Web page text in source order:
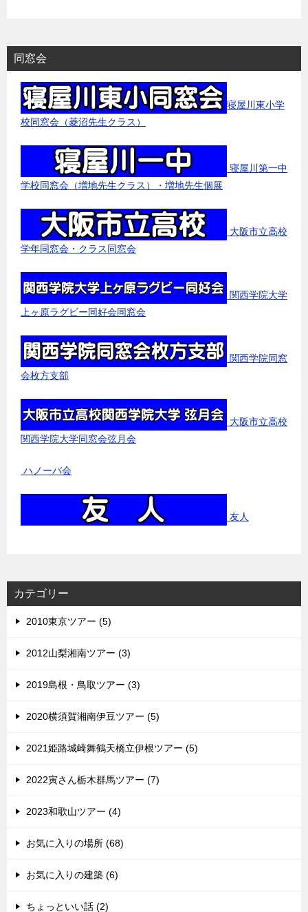
同窓会
寝屋川東小学
校同窓会（菱沼先生クラス）
寝屋川第一中
学校同窓会（増地先生クラス）・増地先生個展
大阪市立高校
学年同窓会・クラス同窓会
関西学院大学
上ヶ原ラグビー同好会同窓会
関西学院同窓
会枚方支部
大阪市立高校
関西学院大学同窓会弦月会
ハノーバ会
友人
カテゴリー
2010東京ツアー (5)
2012山梨湘南ツアー (3)
2019島根・鳥取ツアー (3)
2020横須賀湘南伊豆ツアー (5)
2021姫路城崎舞鶴天橋立伊根ツアー (5)
2022寅さん栃木群馬ツアー (7)
2023和歌山ツアー (4)
お気に入りの場所 (68)
お気に入りの建築 (6)
ちょっといい話 (2)